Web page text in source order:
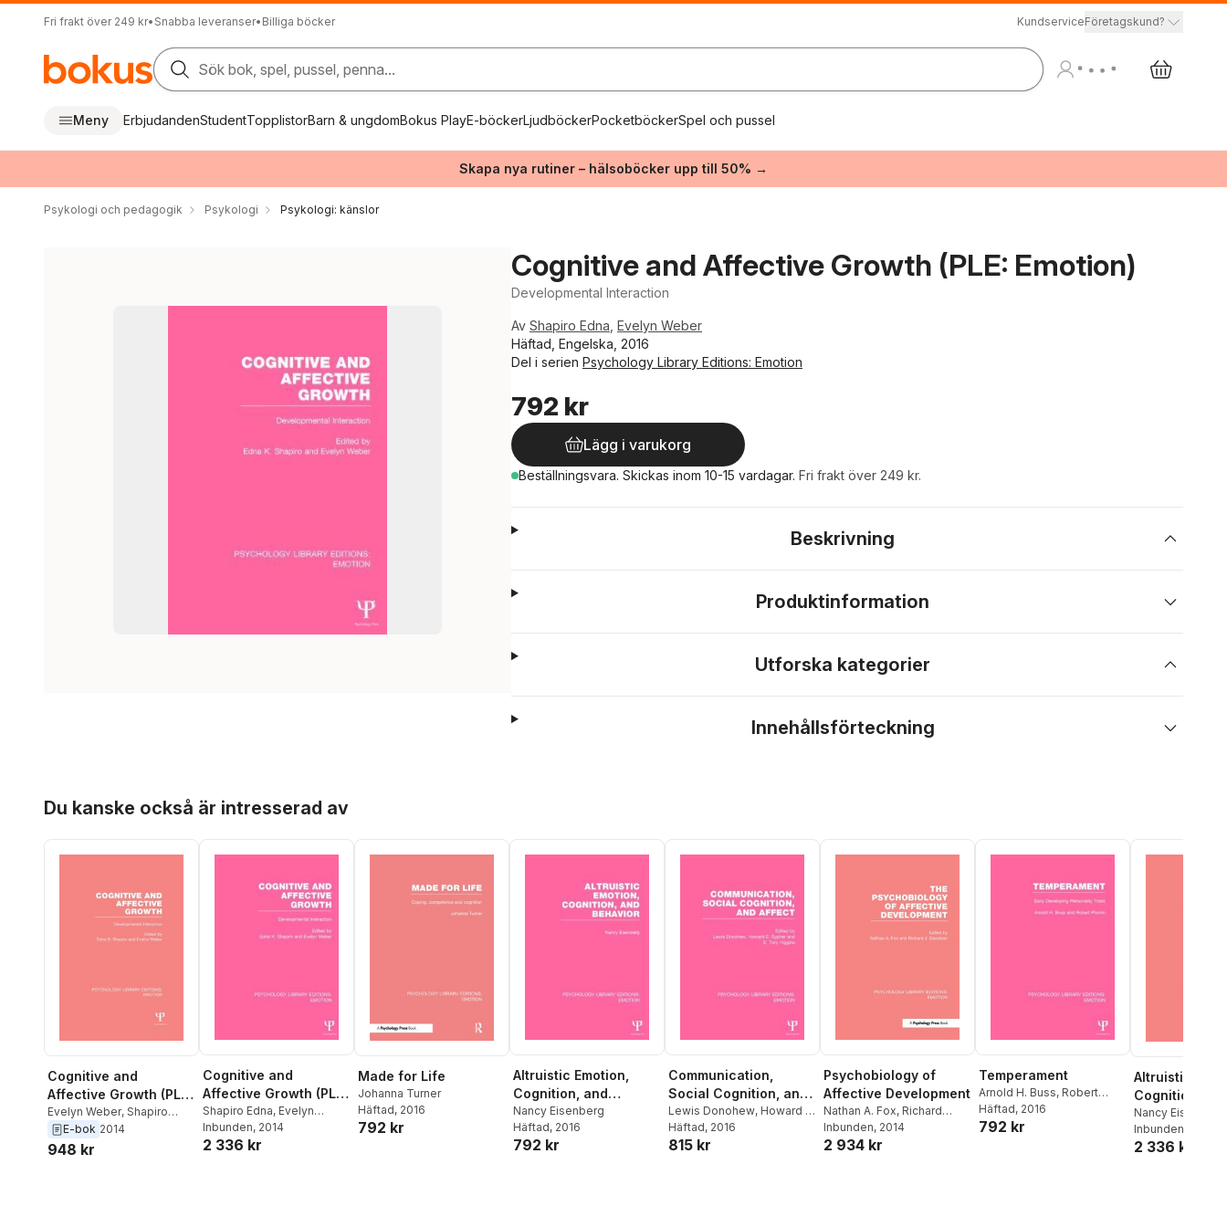
Fri frakt över 249 kr• Snabba leveranser• Billiga böcker KundserviceFöretagskund?
Sök bok, spel, pussel, penna...
Meny ErbjudandenStudentTopplistorBarn & ungdomBokus PlayE-böckerLjudböckerPocketböckerSpel och pussel
Skapa nya rutiner – hälsoböcker upp till 50% →
Psykologi och pedagogik Psykologi Psykologi: känslor
Cognitive and Affective Growth (PLE: Emotion)
Developmental Interaction
Av Shapiro Edna Evelyn Weber
Häftad, Engelska, 2016
Del i serien Psychology Library Editions: Emotion
792 kr
Lägg i varukorg
Beställningsvara. Skickas inom 10-15 vardagar. Fri frakt över 249 kr.
Beskrivning
Produktinformation
Utforska kategorier
Innehållsförteckning
Du kanske också är intresserad av
Cognitive and
Affective Growth (PLE:
Emotion)
Evelyn Weber, Shapiro
EdnaE-bok 2014
948 kr
Cognitive and
Affective Growth (PLE:
Emotion)
Shapiro Edna, Evelyn
Weber
Inbunden, 2014
2 336 kr
Made for Life
Johanna Turner
Häftad, 2016
792 kr
Altruistic Emotion,
Cognition, and
Behavior (PLE:
Emotion)
Nancy Eisenberg
Häftad, 2016
792 kr
Communication,
Social Cognition, and
Affect
Lewis Donohew, Howard E.
Sypher,E. Tory Higgins
Häftad, 2016
815 kr
Psychobiology of
Affective Development
Nathan A. Fox, Richard
Davidson
Inbunden, 2014
2 934 kr
Temperament
Arnold H. Buss, Robert
Plomin
Häftad, 2016
792 kr
Altruistic
Cognition,
Behavior (PLE:
Emotion)
Nancy Eisenberg
Inbunden
2 336 kr